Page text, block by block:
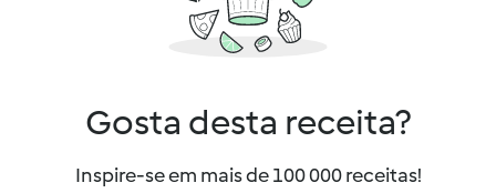
Gosta desta receita?
Inspire-se em mais de 100 000 receitas!